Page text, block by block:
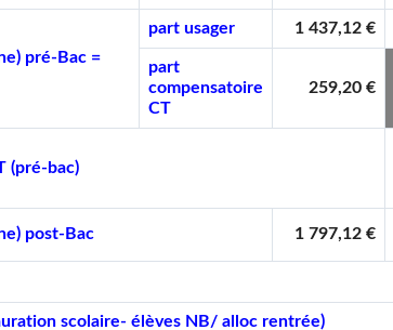
pré-Bac =
part usager 1 437,12 €
part
compensatoire
CT
259,20 €
(pré-bac)
post-Bac 1 797,12 €
scolaire- élèves NB/ alloc rentrée)